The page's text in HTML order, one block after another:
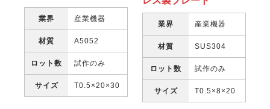
業界 産業機器
材質 A5052
ロット数 試作のみ
サイズ T0.5×20×30
業界 産業機器
材質 SUS304
ロット数 試作のみ
サイズ T0.5×8×20